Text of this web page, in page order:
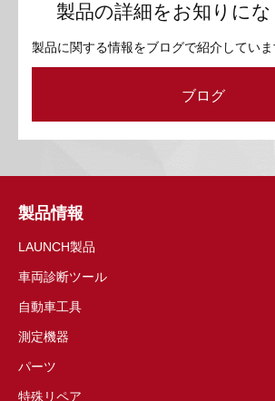
製品の詳細をお知りに
製品に関する情報をブログで紹介していま
ブログ
製品情報
LAUNCH製品
車両診断ツール
自動車工具
測定機器
パーツ
特殊リペア